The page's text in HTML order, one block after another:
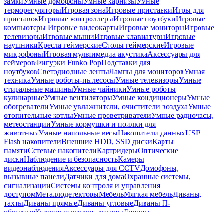
терморегуляторыИгровая зонаИгровые приставкиИгры для
приставокИгровые контроллерыИгровые ноутбукиИгровые
компьютеры Игровые видеокартыИгровые мониторыИгровые
телевизорыИгровые мышиИгровые клавиатурыИгровые
наушникиКресла геймерскиеСтолы геймерскиеИгровые
микрофоныИгровая мультимедиа акустикаАксессуары для
геймеровФигурки Funko PopПодставки для
ноутбуковСветодиодные лентыЛампы для мониторовУмная
техникаУмные роботы-пылесосыУмные телевизорыУмные
стиральные машиныУмные чайникиУмные роботы
кулинарныеУмные вентиляторыУмные кондиционерыУмные
обогревателиУмные увлажнители, очистители воздухаУмные
отопительные котлыУмные проветривателиУмные радиочасы,
метеостанцииУмные кормушки и поилки для
животныхУмные напольные весыНакопители данныхUSB
Flash накопителиВнешние HDD, SSD дискиКарты
памятиСетевые накопителиКартридерыОптические
дискиНаблюдение и безопасностьКамеры
видеонаблюденияАксессуары для CCTVДомофоны,
вызывные панелиДатчики для домаОхранные системы,
сигнализацииСистемы контроля и управления
доступомМеталлодетекторыМебельМягкая мебельДиваны,
тахтыДиваны прямыеДиваны угловыеДиваны П-